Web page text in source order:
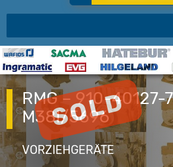
RMG – 910-40127-
M38I/5696
VORZIEHGERÄTE